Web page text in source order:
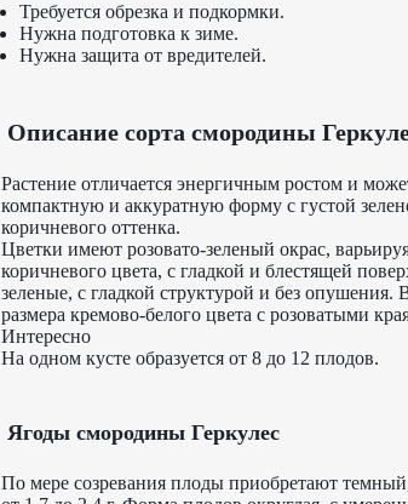
Требуется обрезка и подкормки.
Нужна подготовка к зиме.
Нужна защита от вредителей.
Описание сорта смородины
Растение отличается энергичным ростом и
компактную и аккуратную форму с густой
коричневого оттенка.
Цветки имеют розовато-зеленый окрас,
коричневого цвета, с гладкой и блестящей
зеленые, с гладкой структурой и без
размера кремово-белого цвета с розоватыми
Интересно
На одном кусте образуется от 8 до 12 плодов.
Ягоды смородины Геркулес
По мере созревания плоды приобретают